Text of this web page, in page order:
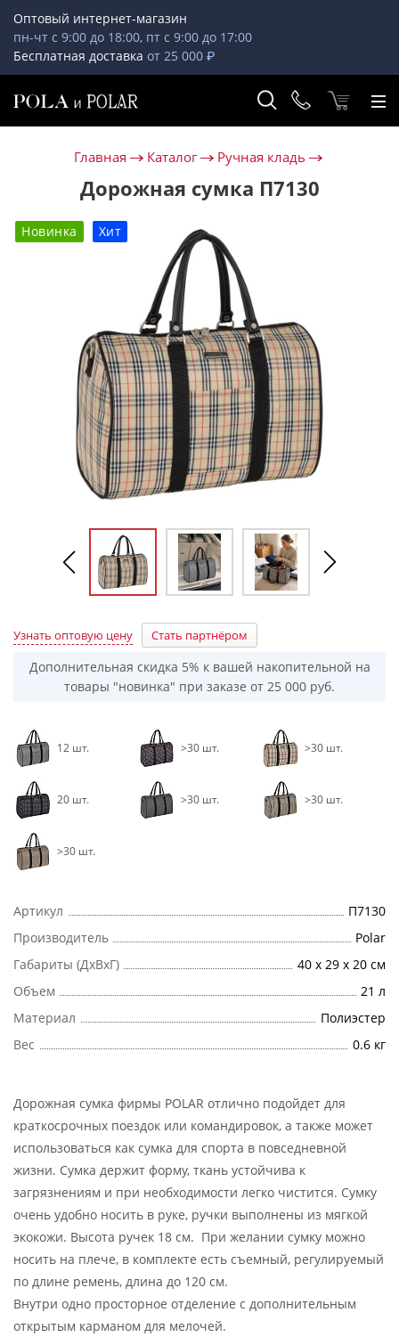
Оптовый интернет-магазин
пн-чт с 9:00 до 18:00, пт с 9:00 до 17:00
Бесплатная доставка от 25 000 ₽
Главная Каталог Ручная кладь
Дорожная сумка П7130
Новинка Хит
Узнать оптовую цену Стать партнёром
Дополнительная скидка 5% к вашей накопительной на
товары "новинка" при заказе от 25 000 руб.
12 шт. >30 шт. >30 шт.
20 шт. >30 шт. >30 шт.
>30 шт.
Артикул
П7130
Производитель
Polar
Габариты (ДхВхГ)
40 х 29 х 20 см
Объем
21 л
Материал
Полиэстер
Вес
0.6 кг
Дорожная сумка фирмы POLAR отлично подойдет для
краткосрочных поездок или командировок, а также может
использоваться как сумка для спорта в повседневной
жизни. Сумка держит форму, ткань устойчива к
загрязнениям и при необходимости легко чистится. Сумку
очень удобно носить в руке, ручки выполнены из мягкой
экокожи. Высота ручек 18 см. При желании сумку можно
носить на плече, в комплекте есть съемный, регулируемый
по длине ремень, длина до 120 см.
Внутри одно просторное отделение с дополнительным
открытым карманом для мелочей.